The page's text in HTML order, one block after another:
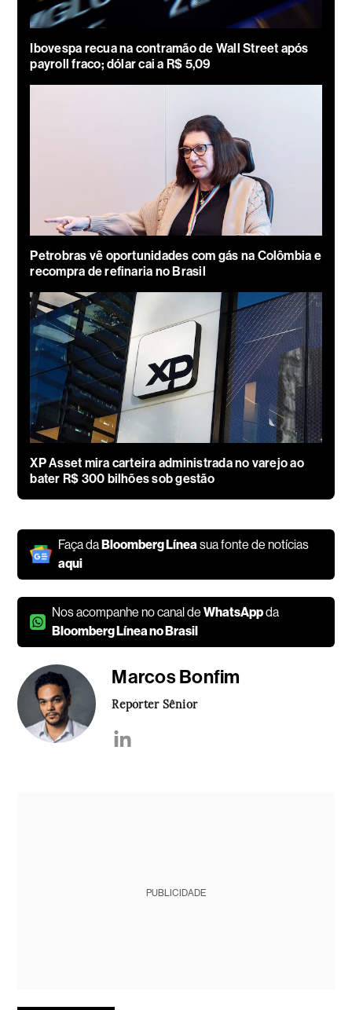
Ibovespa recua na contramão de Wall Street após
payroll fraco; dólar cai a R$ 5,09
Petrobras vê oportunidades com gás na Colômbia e
recompra de refinaria no Brasil
XP Asset mira carteira administrada no varejo ao
bater R$ 300 bilhões sob gestão
Faça daBloomberg Línea sua fonte de notícias
aqui
Nos acompanhe no canal deWhatsAppda
Bloomberg Línea no Brasil
Marcos Bonfim
Repórter Sênior
PUBLICIDADE